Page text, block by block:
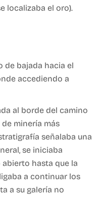
localizaba el oro).
de bajada hacia el
accediendo a
al borde del camino
minería más
señalaba una
se iniciaba
hasta que la
a continuar los
a su galería no